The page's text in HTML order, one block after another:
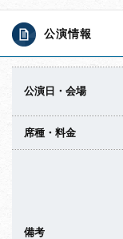
公演情報
公演日・会場
席種・料金
備考